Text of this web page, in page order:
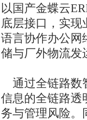
以国产金蝶云
底层接口，实现
语言协作办公网
储与厂外物流发
通过全链路数
信息的全链路透
务与管理风险。